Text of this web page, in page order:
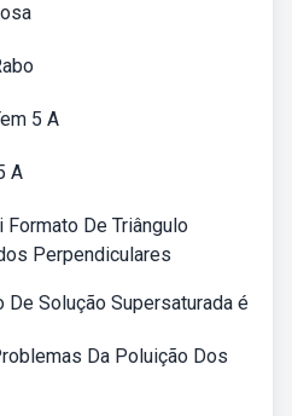
5 A
A
De Triângulo
Perpendiculares
De Solução Supersaturada é
Da Poluição Dos